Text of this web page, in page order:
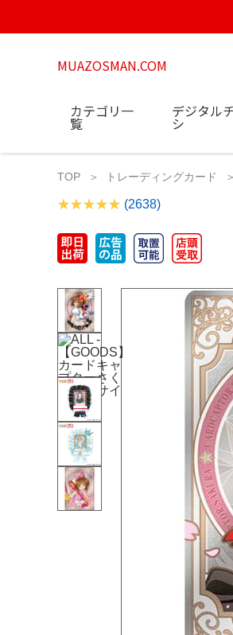
MUAZOSMAN.COM
カテゴリ一
覧
デジタル
シ
TOP トレーディングカード
(2638)